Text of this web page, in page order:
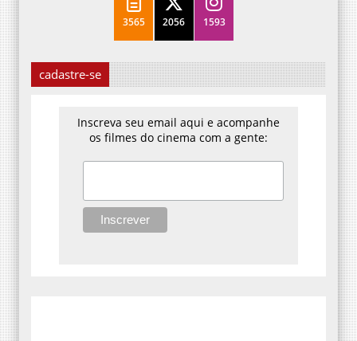
3565 2056 1593
cadastre-se
Inscreva seu email aqui e acompanhe
os filmes do cinema com a gente: